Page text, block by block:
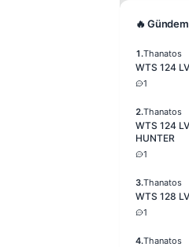
🔥 Gündem
1.Thanatos
1
2.Thanatos
WTS 124 LV STR WARRIOR JOB100 LV
HUNTER
1
3.Thanatos
1
4.Thanatos